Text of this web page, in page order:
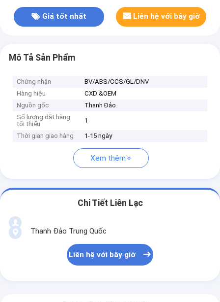
Giá tốt nhất Liên hệ với bây giờ
Mô Tả Sản Phẩm
Chứng nhận
BV/ABS/CCS/GL/DNV
Hàng hiệu
CXD &OEM
Nguồn gốc
Thanh Đảo
Số lượng đặt hàng
tối thiểu
1
Thời gian giao hàng 1-15 ngày
Xem thêm
Chi Tiết Liên Lạc
Thanh Đảo Trung Quốc
Liên hệ với bây giờ